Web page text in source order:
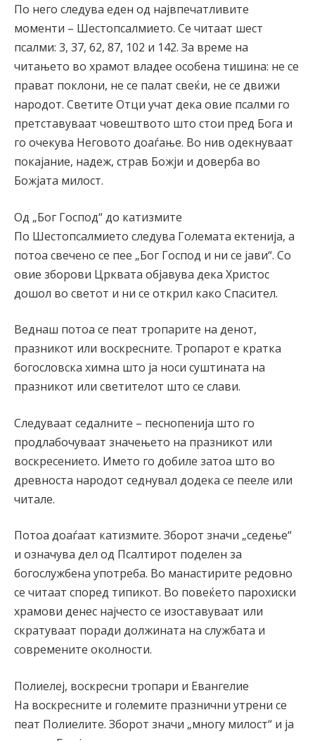
По него следува еден од највпечатливите
моменти – Шестопсалмието. Се читаат шест
псалми: 3, 37, 62, 87, 102 и 142. За време на
читањето во храмот владее особена тишина: не се
прават поклони, не се палат свеќи, не се движи
народот. Светите Отци учат дека овие псалми го
претставуваат човештвото што стои пред Бога и
го очекува Неговото доаѓање. Во нив одекнуваат
покајание, надеж, страв Божји и доверба во
Божјата милост.
Од „Бог Господ“ до катизмите
По Шестопсалмието следува Големата ектенија, а
потоа свечено се пее „Бог Господ и ни се јави“. Со
овие зборови Црквата објавува дека Христос
дошол во светот и ни се открил како Спасител.
Веднаш потоа се пеат тропарите на денот,
празникот или воскресните. Тропарот е кратка
богословска химна што ја носи суштината на
празникот или светителот што се слави.
Следуваат седалните – песнопенија што го
продлабочуваат значењето на празникот или
воскресението. Името го добиле затоа што во
древноста народот седнувал додека се пееле или
читале.
Потоа доаѓаат катизмите. Зборот значи „седење“
и означува дел од Псалтирот поделен за
богослужбена употреба. Во манастирите редовно
се читаат според типикот. Во повеќето парохиски
храмови денес најчесто се изоставуваат или
скратуваат поради должината на службата и
современите околности.
Полиелеј, воскресни тропари и Евангелие
На воскресните и големите празнични утрени се
пеат Полиелите. Зборот значи „многу милост“ и ја